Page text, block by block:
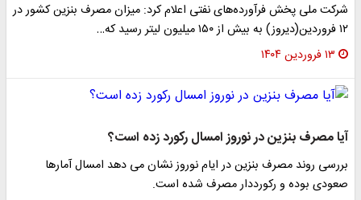
شرکت ملی پخش فرآورده‌های نفتی اعلام کرد: میزان مصرف بنزین کشور در
۱۲ فروردین(دیروز) به بیش از ۱۵۰ میلیون لیتر رسید که…
۱۳ فروردین ۱۴۰۴
آیا مصرف بنزین در نوروز امسال رکورد زده است؟
بررسی روند مصرف بنزین در ایام نوروز نشان می دهد امسال آمارها
صعودی بوده و رکورددار مصرف شده است.